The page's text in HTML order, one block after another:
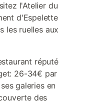
l'Atelier du
d'Espelette
les ruelles aux
réputé
26-34€ par
galeries en
des